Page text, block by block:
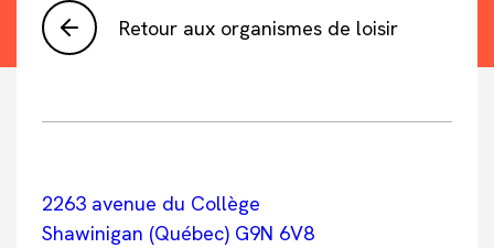
Retour aux organismes de loisir
2263 avenue du Collège
Shawinigan (Québec) G9N 6V8